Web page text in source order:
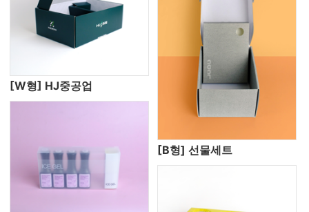
[W형] HJ중공업
[B형] 선물세트